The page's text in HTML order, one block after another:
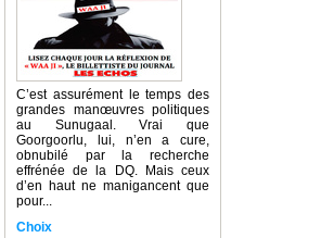
C’est assurément le temps des
grandes manœuvres politiques
au Sunugaal. Vrai que
Goorgoorlu, lui, n’en a cure,
obnubilé par la recherche
effrénée de la DQ. Mais ceux
d’en haut ne manigancent que
pour...
Choix